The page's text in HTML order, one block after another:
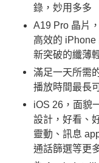
錄，妙用多多
A19 Pro 晶片
高效的 iPhone
新突破的纖薄
滿足一天所需
播放時間最長
iOS 26，面貌
設計，好看、
靈動、訊息
通話篩選等更